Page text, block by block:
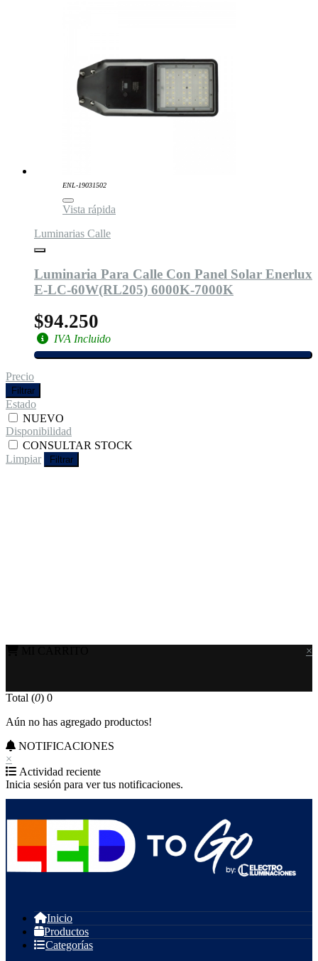
ENL-19031502
Vista rápida
Luminarias Calle
Luminaria Para Calle Con Panel Solar Enerlux
E-LC-60W(RL205) 6000K-7000K
$94.250
IVA Incluido
Precio
Filtrar
Estado
NUEVO
Disponibilidad
CONSULTAR STOCK
Limpiar
Filtrar
×
Total (0) 0
Aún no has agregado productos!
NOTIFICACIONES
×
Actividad reciente
Inicia sesión para ver tus notificaciones.
Inicio
Productos
Categorías